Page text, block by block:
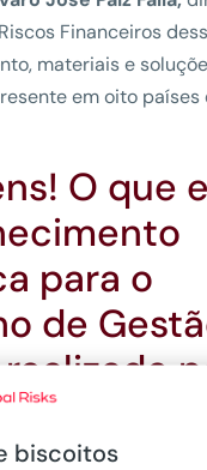
Financeiros
materiais e
em oito países
O que
para o
de
biscoitos